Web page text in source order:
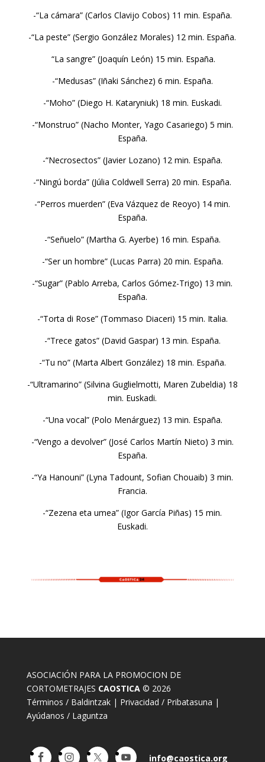
-“La cámara” (Carlos Clavijo Cobos) 11 min. España.
-“La peste” (Sergio González Morales) 12 min. España.
“La sangre” (Joaquín León) 15 min. España.
-“Medusas” (Iñaki Sánchez) 6 min. España.
-“Moho” (Diego H. Kataryniuk) 18 min. Euskadi.
-“Monstruo” (Nacho Monter, Yago Casariego) 5 min.
España.
-“Necrosectos” (Javier Lozano) 12 min. España.
-“Ningú borda” (Júlia Coldwell Serra) 20 min. España.
-“Perros muerden” (Eva Vázquez de Reoyo) 14 min.
España.
-“Señuelo” (Martha G. Ayerbe) 16 min. España.
-“Ser un hombre” (Lucas Parra) 20 min. España.
-“Sugar” (Pablo Arreba, Carlos Gómez-Trigo) 13 min.
España.
-“Torta di Rose” (Tommaso Diaceri) 15 min. Italia.
-“Trece gatos” (David Gaspar) 13 min. España.
-“Tu no” (Marta Albert González) 18 min. España.
-“Ultramarino” (Silvina Guglielmotti, Maren Zubeldia) 18
min. Euskadi.
-“Una vocal” (Polo Menárguez) 13 min. España.
-“Vengo a devolver” (José Carlos Martín Nieto) 3 min.
España.
-“Ya Hanouni” (Lyna Tadount, Sofian Chouaib) 3 min.
Francia.
-“Zezena eta umea” (Igor García Piñas) 15 min.
Euskadi.
ASOCIACIÓN PARA LA PROMOCION DE
CORTOMETRAJES CAOSTICA© 2026
Términos / Baldintzak| Privacidad / Pribatasuna |
Ayúdanos / Laguntza
info@caostica.org